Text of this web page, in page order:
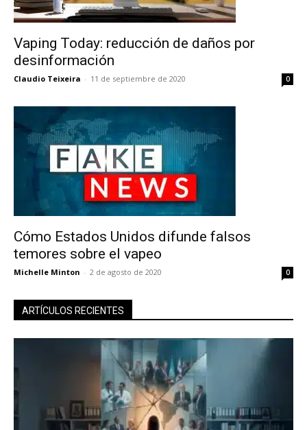
Vaping Today: reducción de daños por
desinformación
Claudio Teixeira - 11 de septiembre de 2020 0
Cómo Estados Unidos difunde falsos
temores sobre el vapeo
Michelle Minton - 2 de agosto de 2020 0
ARTÍCULOS RECIENTES